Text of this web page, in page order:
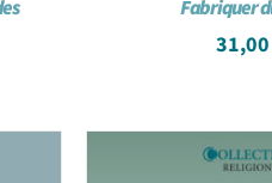
Fabriquer
31,00